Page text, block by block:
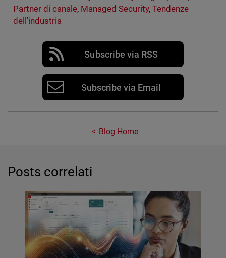
Partner di canale, Managed Security,Tendenze
dell'industria
Subscribe via RSS
Subscribe via Email
Blog Home
Posts correlati